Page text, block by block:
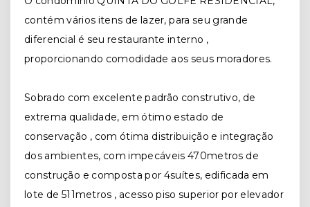
contém vários itens de lazer, para seu grande
diferencial é seu restaurante interno ,
proporcionando comodidade aos seus moradores.
Sobrado com excelente padrão construtivo, de
extrema qualidade, em ótimo estado de
conservação , com ótima distribuição e integração
dos ambientes, com impecáveis 470metros de
construção e composta por 4suítes, edificada em
lote de 511metros , acesso piso superior por elevador